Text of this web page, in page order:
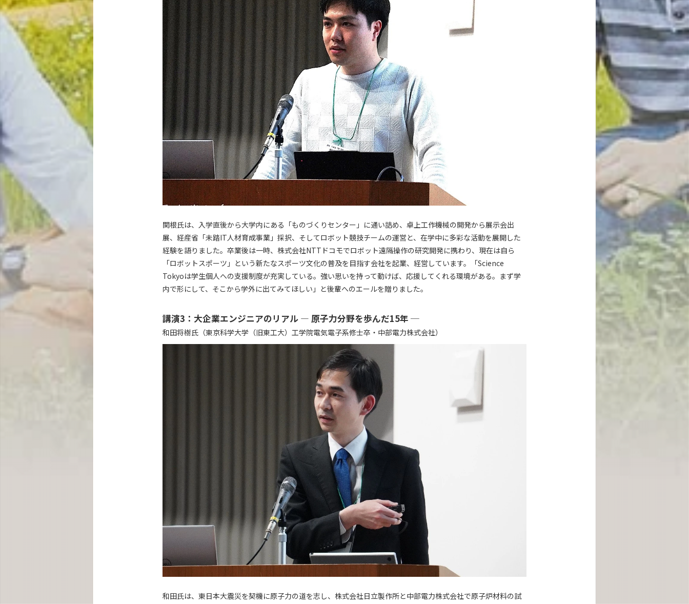
関根氏は、入学直後から大学内にある「ものづくりセンター」に通い詰め、卓上工作機械の開発から展示会出
展、経産省「未踏IT人材育成事業」採択、そしてロボット競技チームの運営と、在学中に多彩な活動を展開した
経験を語りました。卒業後は一時、株式会社NTTドコモでロボット遠隔操作の研究開発に携わり、現在は自ら
「ロボットスポーツ」という新たなスポーツ文化の普及を目指す会社を起業、経営しています。「Science
Tokyoは学生個人への支援制度が充実している。強い思いを持って動けば、応援してくれる環境がある。まず学
内で形にして、そこから学外に出てみてほしい」と後輩へのエールを贈りました。
講演3：大企業エンジニアのリアル ― 原子力分野を歩んだ15年 ─
和田将樹氏（東京科学大学（旧東工大）工学院電気電子系修士卒・中部電力株式会社）
和田氏は、東日本大震災を契機に原子力の道を志し、株式会社日立製作所と中部電力株式会社で原子炉材料の試